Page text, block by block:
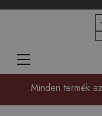
Minden termék